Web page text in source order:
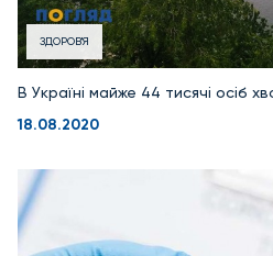
ЗДОРОВ'Я
В Україні майже 44 тисячі осіб
18.08.2020